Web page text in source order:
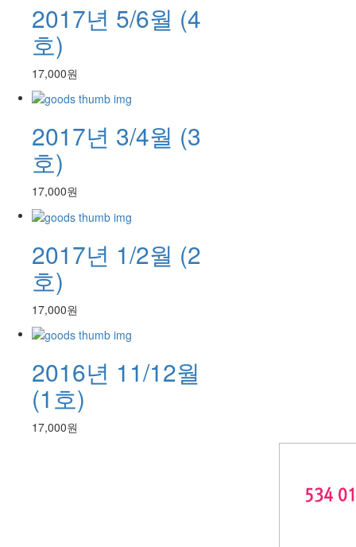
2017년 5/6월 (4
호)
17,000원
2017년 3/4월 (3
호)
17,000원
2017년 1/2월 (2
호)
17,000원
2016년 11/12월
(1호)
17,000원